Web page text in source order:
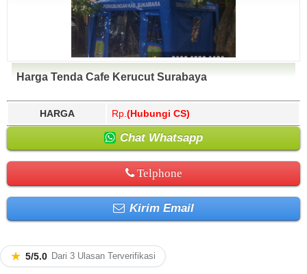
Harga Tenda Cafe Kerucut Surabaya
HARGA Rp. (Hubungi CS)
Chat Whatsapp
Telphone
Kirim Email
★ 5/5.0 Dari 3 Ulasan Terverifikasi